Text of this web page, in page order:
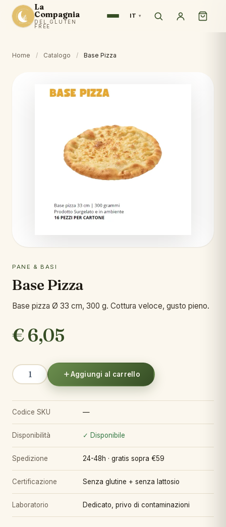
La
Compagnia
DEL GLUTEN
FREE
IT
Home / Catalogo / Base Pizza
PANE & BASI
Base Pizza
Base pizza Ø 33 cm, 300 g. Cottura veloce, gusto pieno.
€6,05
Base
Pizza
Aggiungi al carrello
Codice SKU —
Disponibilità ✓ Disponibile
Spedizione 24-48h · gratis sopra €59
Certificazione Senza glutine + senza lattosio
Laboratorio Dedicato, privo di contaminazioni